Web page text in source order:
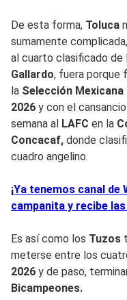
De esta forma, Toluca
sumamente
al cuarto clasificado de
Gallardo, fuera porque
la Selección Mexicana
2026 y con el
semana al LAFC en la
Concacaf, donde
cuadro angelino.
¡Ya tenemos canal
campanita y recibe
Es así como los Tuzos
meterse entre los
2026 y de paso,
Bicampeones.